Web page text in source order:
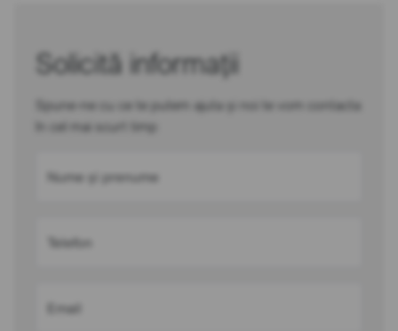
Solicită informații
Spune-ne cu ce te putem ajuta și noi te vom contacta
în cel mai scurt timp
Nume și prenume
Telefon
Email